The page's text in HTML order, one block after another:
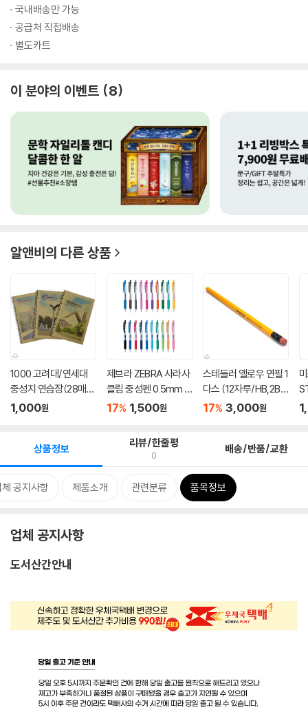
국내배송만 가능
공급처 직접배송
별도카트
이 분야의 이벤트 8
알앤비의 다른 상품
1000 고려대/연세대
중성지 연습장(28매)-
랜덤발...
1,000원
제브라 ZEBRA 사라사
클립 중성펜 0.5mm S
ARASA ...
17% 1,500원
스테들러 옐로우 연필 1
다스 (12자루/HB,2B
택1)
17% 3,000원
상품정보 리뷰/한줄평
0 배송/반품/교환
공지사항 제품소개 관련분류 품목정보
업체 공지사항
도서산간안내